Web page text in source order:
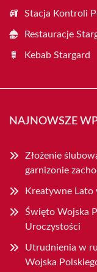
Stacja Kontroli
Restauracje
Kebab Stargard
NAJNOWSZE
Złożenie
garnizonie
Kreatywne Lato
Święto Wojska
Uroczystości
Utrudnienia w
Wojska